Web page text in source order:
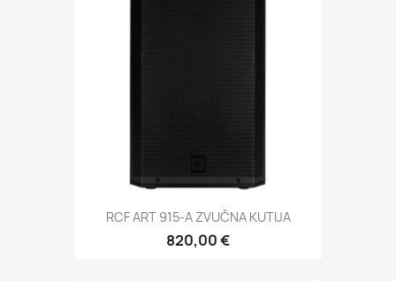
RCF ART 915-A ZVUČNA KUTIJA
820,00 €